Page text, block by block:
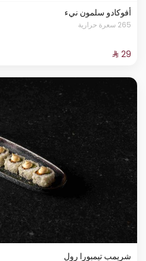
أفوكادو سلمون نيء
265 سعرة حرارية
شريمب تيمبورا رول